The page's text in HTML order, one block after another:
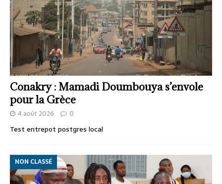
Conakry : Mamadi Doumbouya s’envole
pour la Grèce
4 août 2026 0
Test entrepot postgres local
NON CLASSÉ